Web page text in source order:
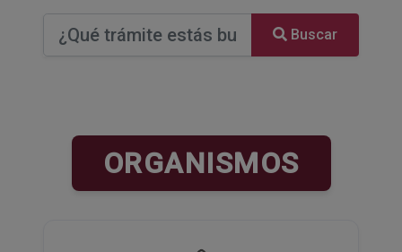
Buscar
ORGANISMOS